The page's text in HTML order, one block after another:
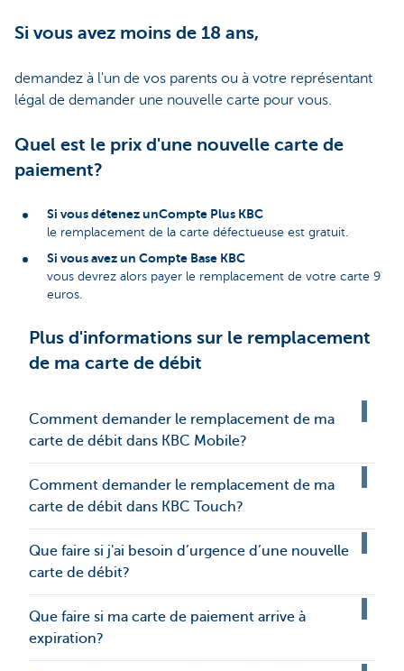
Si vous avez moins de 18 ans,
demandez à l'un de vos parents ou à votre représentant
légal de demander une nouvelle carte pour vous.
Quel est le prix d'une nouvelle carte de
paiement?
Si vous détenez unCompte Plus KBC
le remplacement de la carte défectueuse est gratuit.
Si vous avez un Compte Base KBC
vous devrez alors payer le remplacement de votre carte 9
euros.
Plus d'informations sur le remplacement
de ma carte de débit
Comment demander le remplacement de ma
carte de débit dans KBC Mobile?
Comment demander le remplacement de ma
carte de débit dans KBC Touch?
Que faire si j'ai besoin d’urgence d’une nouvelle
carte de débit?
Que faire si ma carte de paiement arrive à
expiration?